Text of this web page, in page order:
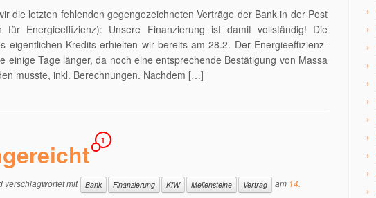
die letzten fehlenden gegengezeichneten Verträge der Bank in der Post
für Energieeffizienz): Unsere Finanzierung ist damit vollständig! Die
eigentlichen Kredits erhielten wir bereits am 28.2. Der Energieeffizienz-
einige Tage länger, da noch eine entsprechende Bestätigung von Massa
musste, inkl. Berechnungen. Nachdem […]
1
verschlagwortet mit Bank Finanzierung KfW Meilensteine Vertrag am 14.